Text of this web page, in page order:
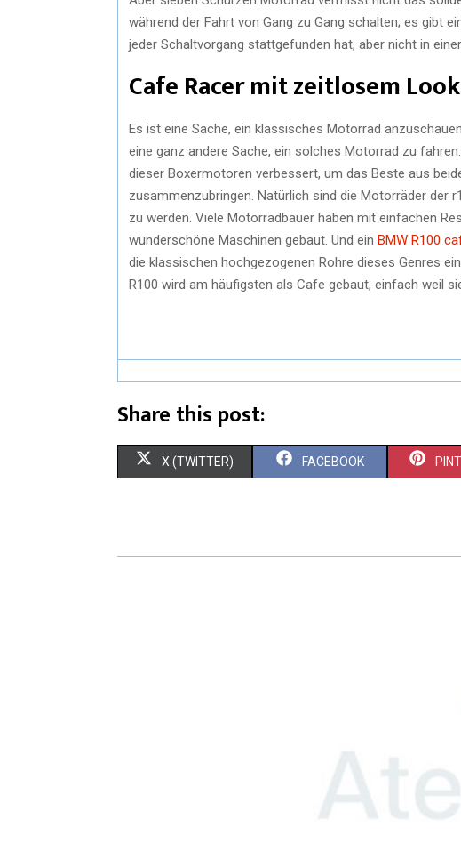
während der Fahrt von Gang zu Gang schalten; es gibt
jeder Schaltvorgang stattgefunden hat, aber nicht in
Cafe Racer mit zeitlosem
Es ist eine Sache, ein klassisches Motorrad
eine ganz andere Sache, ein solches Motorrad zu
dieser Boxermotoren verbessert, um das Beste aus
zusammenzubringen. Natürlich sind die Motorräder der
zu werden. Viele Motorradbauer haben mit einfachen
wunderschöne Maschinen gebaut. Und ein BMW R100
die klassischen hochgezogenen Rohre dieses Genres
R100 wird am häufigsten als Cafe gebaut, einfach weil
Share this post:
X (TWITTER) FACEBOOK